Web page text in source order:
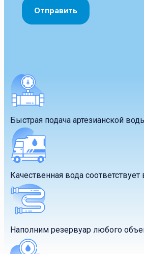
Быстрая подача артезианской
Качественная вода
Наполним резервуар любого